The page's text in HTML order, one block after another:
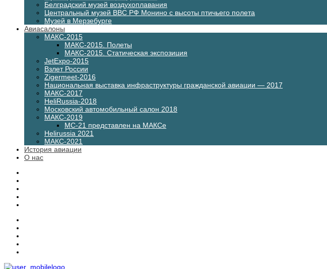
Белградский музей воздухоплавания
Центральный музей ВВС РФ Монино с высоты птичьего полета
Музей в Мерзебурге
Авиасалоны
МАКС-2015
МАКС-2015. Полеты
МАКС-2015. Статическая экспозиция
JetExpo-2015
Взлет России
Zigermeet-2016
Национальная выставка инфраструктуры гражданской авиации — 2017
МАКС-2017
HeliRussia-2018
Московский автомобильный салон 2018
МАКС-2019
МС-21 представлен на МАКСе
Helirussia 2021
МАКС-2021
История авиации
О нас